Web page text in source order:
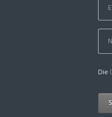
Die